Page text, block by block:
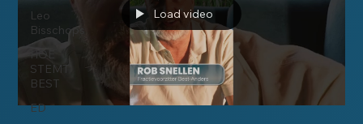
Leo
Bisschops
HOE
STEMT
BEST
ED
Load video